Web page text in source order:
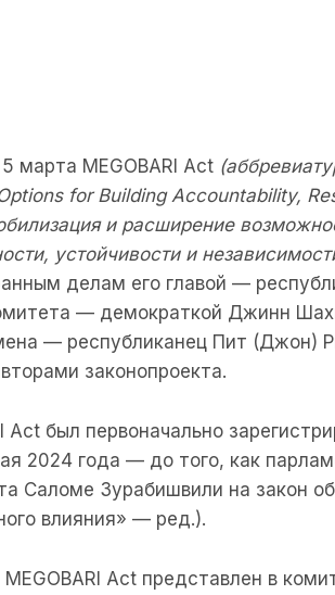
марта MEGOBARI Act
for Building Accountability,
и расширение
устойчивости и
делам его главой —
— демократкой Джинн
— республиканец Пит (Джон)
законопроекта.
Act был первоначально
2024 года — до того, как
Саломе Зурабишвили на закон
влияния» — ред.).
Act представлен в